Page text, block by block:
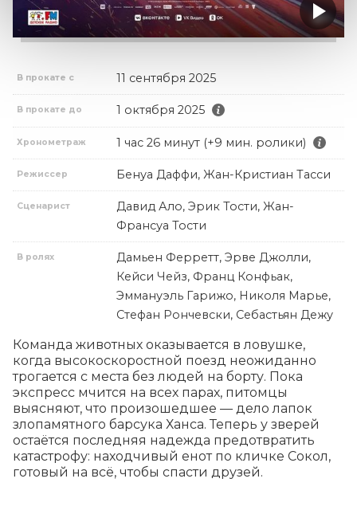
В прокате с 11 сентября 2025
В прокате до 1 октября 2025
Хронометраж 1 час 26 минут (+9 мин. ролики)
Режиссер Бенуа Даффи, Жан-Кристиан Тасси
Сценарист
Давид Ало, Эрик Тости, Жан-
Франсуа Тости
В ролях
Дамьен Ферретт, Эрве Джолли,
Кейси Чейз, Франц Конфьак,
Эммануэль Гарижо, Николя Марье,
Стефан Рончевски, Себастьян Дежу
Команда животных оказывается в ловушке,
когда высокоскоростной поезд неожиданно
трогается с места без людей на борту. Пока
экспресс мчится на всех парах, питомцы
выясняют, что произошедшее — дело лапок
злопамятного барсука Ханса. Теперь у зверей
остаётся последняя надежда предотвратить
катастрофу: находчивый енот по кличке Сокол,
готовый на всё, чтобы спасти друзей.